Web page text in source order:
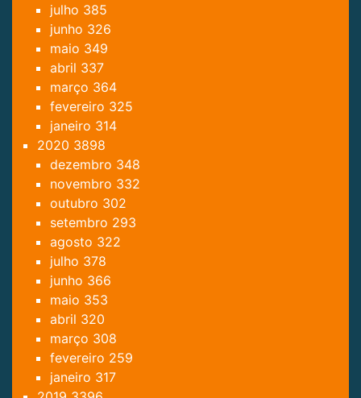
julho 385
junho 326
maio 349
abril 337
março 364
fevereiro 325
janeiro 314
2020 3898
dezembro 348
novembro 332
outubro 302
setembro 293
agosto 322
julho 378
junho 366
maio 353
abril 320
março 308
fevereiro 259
janeiro 317